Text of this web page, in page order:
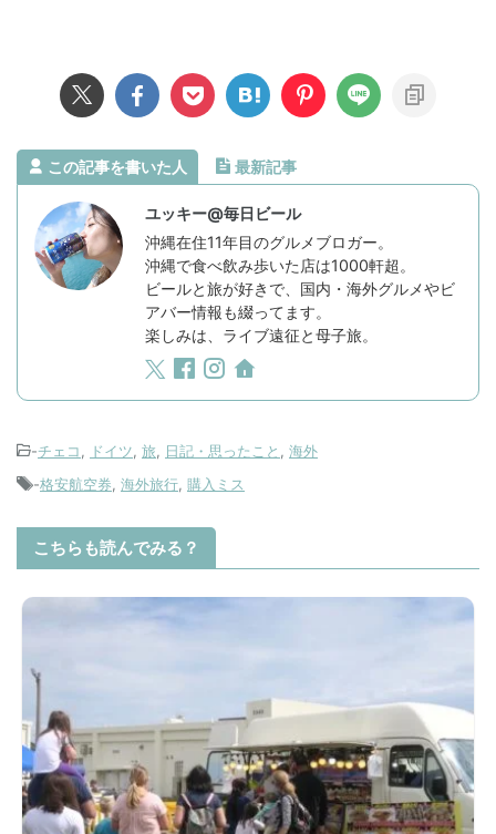
この記事を書いた人 最新記事
ユッキー@毎日ビール
沖縄在住11年目のグルメブロガー。
沖縄で食べ飲み歩いた店は1000軒超。
ビールと旅が好きで、国内・海外グルメやビ
アバー情報も綴ってます。
楽しみは、ライブ遠征と母子旅。
-チェコ , ドイツ, 旅, 日記・思ったこと , 海外
-格安航空券, 海外旅行, 購入ミス
こちらも読んでみる？